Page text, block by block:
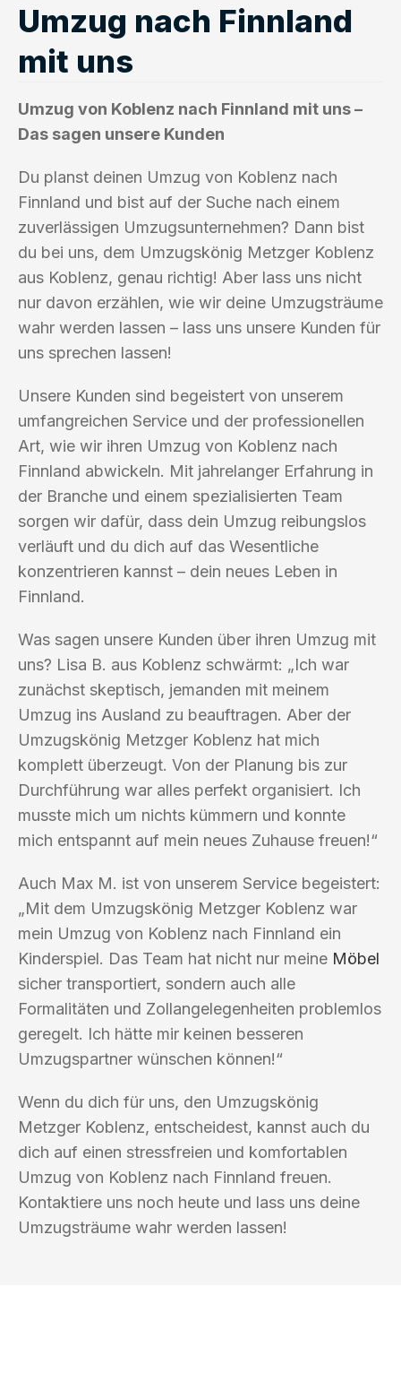
Umzug nach Finnland
mit uns
Umzug von Koblenz nach Finnland mit uns –
Das sagen unsere Kunden
Du planst deinen Umzug von Koblenz nach
Finnland und bist auf der Suche nach einem
zuverlässigen Umzugsunternehmen? Dann bist
du bei uns, dem Umzugskönig Metzger Koblenz
aus Koblenz, genau richtig! Aber lass uns nicht
nur davon erzählen, wie wir deine Umzugsträume
wahr werden lassen – lass uns unsere Kunden für
uns sprechen lassen!
Unsere Kunden sind begeistert von unserem
umfangreichen Service und der professionellen
Art, wie wir ihren Umzug von Koblenz nach
Finnland abwickeln. Mit jahrelanger Erfahrung in
der Branche und einem spezialisierten Team
sorgen wir dafür, dass dein Umzug reibungslos
verläuft und du dich auf das Wesentliche
konzentrieren kannst – dein neues Leben in
Finnland.
Was sagen unsere Kunden über ihren Umzug mit
uns? Lisa B. aus Koblenz schwärmt: „Ich war
zunächst skeptisch, jemanden mit meinem
Umzug ins Ausland zu beauftragen. Aber der
Umzugskönig Metzger Koblenz hat mich
komplett überzeugt. Von der Planung bis zur
Durchführung war alles perfekt organisiert. Ich
musste mich um nichts kümmern und konnte
mich entspannt auf mein neues Zuhause freuen!“
Auch Max M. ist von unserem Service begeistert:
„Mit dem Umzugskönig Metzger Koblenz war
mein Umzug von Koblenz nach Finnland ein
Kinderspiel. Das Team hat nicht nur meine Möbel
sicher transportiert, sondern auch alle
Formalitäten und Zollangelegenheiten problemlos
geregelt. Ich hätte mir keinen besseren
Umzugspartner wünschen können!“
Wenn du dich für uns, den Umzugskönig
Metzger Koblenz, entscheidest, kannst auch du
dich auf einen stressfreien und komfortablen
Umzug von Koblenz nach Finnland freuen.
Kontaktiere uns noch heute und lass uns deine
Umzugsträume wahr werden lassen!